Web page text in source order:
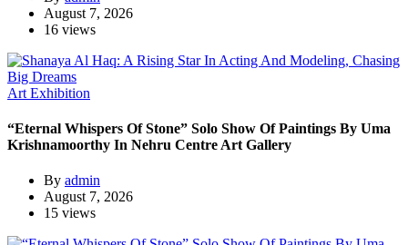
August 7, 2026
16 views
Art Exhibition
“Eternal Whispers Of Stone” Solo Show Of Paintings By Uma
Krishnamoorthy In Nehru Centre Art Gallery
By admin
August 7, 2026
15 views